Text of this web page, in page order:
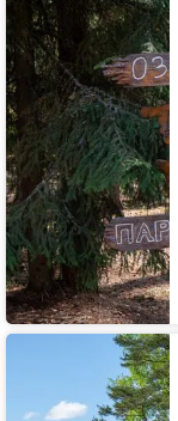
отдыха
Заветное
База